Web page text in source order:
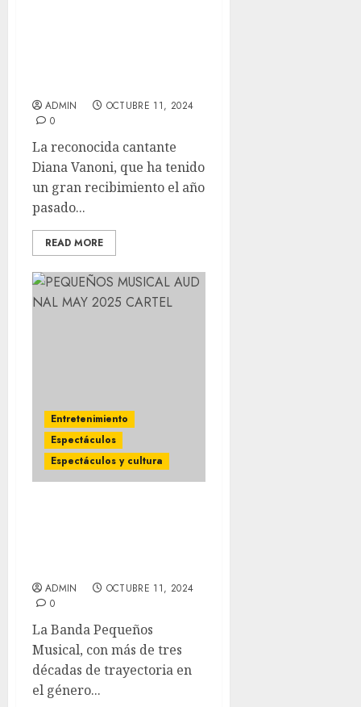
ADMIN
OCTUBRE 11, 2024
0
La reconocida cantante
Diana Vanoni, que ha tenido
un gran recibimiento el año
pasado...
READ MORE
Entretenimiento
Espectáculos
Espectáculos y cultura
ADMIN
OCTUBRE 11, 2024
0
La Banda Pequeños
Musical, con más de tres
décadas de trayectoria en
el género...